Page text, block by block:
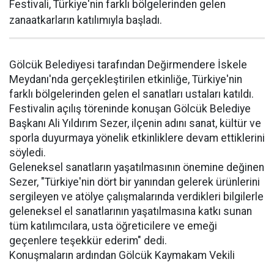
Festivali, Türkiye'nin farklı bölgelerinden gelen
zanaatkarların katılımıyla başladı.
Gölcük Belediyesi tarafından Değirmendere İskele
Meydanı'nda gerçekleştirilen etkinliğe, Türkiye'nin
farklı bölgelerinden gelen el sanatları ustaları katıldı.
Festivalin açılış töreninde konuşan Gölcük Belediye
Başkanı Ali Yıldırım Sezer, ilçenin adını sanat, kültür ve
sporla duyurmaya yönelik etkinliklere devam ettiklerini
söyledi.
Geleneksel sanatların yaşatılmasının önemine değinen
Sezer, "Türkiye'nin dört bir yanından gelerek ürünlerini
sergileyen ve atölye çalışmalarında verdikleri bilgilerle
geleneksel el sanatlarının yaşatılmasına katkı sunan
tüm katılımcılara, usta öğreticilere ve emeği
geçenlere teşekkür ederim" dedi.
Konuşmaların ardından Gölcük Kaymakam Vekili